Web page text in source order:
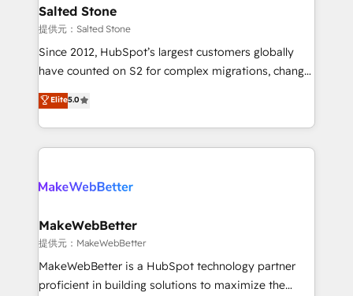
pipeline generation, data intelligence, and go-to-
market execution. Why B2B Businesses Choose RP: -
Secure: Soc2 compliant 🛡️ - Pricing: Implementations
starting at $1,5k 💵 - Speed: Launch in 14 days ⚡ -
Scale: Fastest tiering Elite HubSpot Partner 🪴 -
technical agency for a growth problem. Hire a
Salted Stone
提供元：Salted Stone
Since 2012, HubSpot’s largest customers globally
have counted on S2 for complex migrations, change
management, systems integration, and creative
solutions that deliver measurable impact and
transform brand experiences As one of the few full-
service creative agencies in the HubSpot
winning design to build scalable, globally
marketing campaigns, & RevOps frameworks that
fuel long-term success We connect the entire
customer lifecycle through seamless integrations,
ensure long-term adoption with change-
Elite5.0
MakeWebBetter
提供元：MakeWebBetter
MakeWebBetter is a HubSpot technology partner
proficient in building solutions to maximize the